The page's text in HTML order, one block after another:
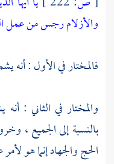
والأزلام رجس من عمل
فالمختار في الأول : أنه
والمختار في الثاني :
بالنسبة إلى الجميع ،
الحج والجهاد إنما هو